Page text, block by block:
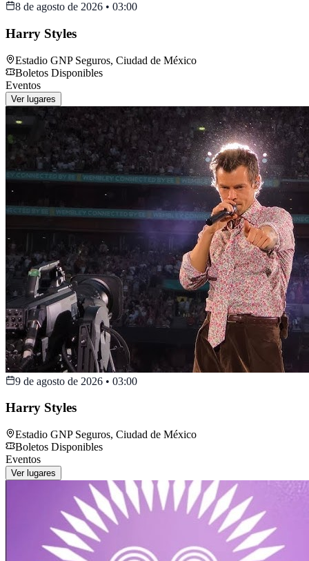
8 de agosto de 2026 • 03:00
Harry Styles
Estadio GNP Seguros, Ciudad de México
Boletos Disponibles
Eventos
Ver lugares
9 de agosto de 2026 • 03:00
Harry Styles
Estadio GNP Seguros, Ciudad de México
Boletos Disponibles
Eventos
Ver lugares